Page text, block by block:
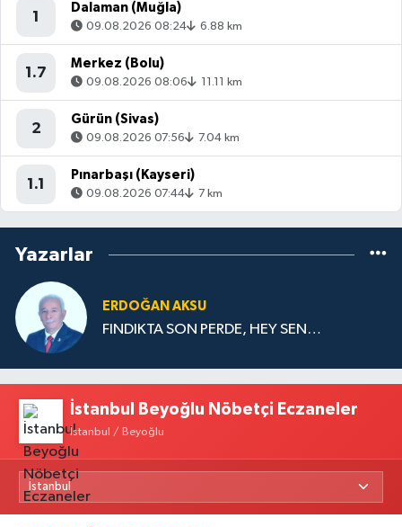
1
Dalaman (Muğla)
09.08.2026 08:24 6.88 km
1.7
Merkez (Bolu)
09.08.2026 08:06 11.11 km
2
Gürün (Sivas)
09.08.2026 07:56 7.04 km
1.1
Pınarbaşı (Kayseri)
09.08.2026 07:44 7 km
Yazarlar
ERDOĞAN AKSU
FINDIKTA SON PERDE, HEY SEN…
İstanbul Beyoğlu Nöbetçi Eczaneler
İstanbul / Beyoğlu